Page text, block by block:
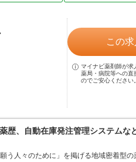
この
マイナビ薬剤師が求
薬局・病院等への直
のでご安心ください。
歴、自動在庫発注管理システムな
う人々のために」を掲げる地域密着型